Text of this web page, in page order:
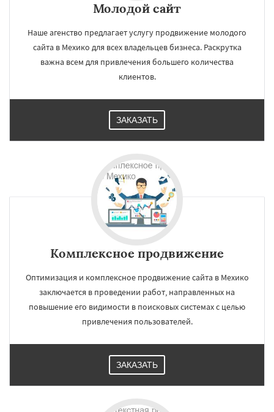
Молодой сайт
Наше агенство предлагает услугу продвижение молодого
сайта в Мехико для всех владельцев бизнеса. Раскрутка
важна всем для привлечения большего количества
клиентов.
ЗАКАЗАТЬ
Комплексное продвижение
Оптимизация и комплексное продвижение сайта в Мехико
заключается в проведении работ, направленных на
повышение его видимости в поисковых системах с целью
привлечения пользователей.
ЗАКАЗАТЬ